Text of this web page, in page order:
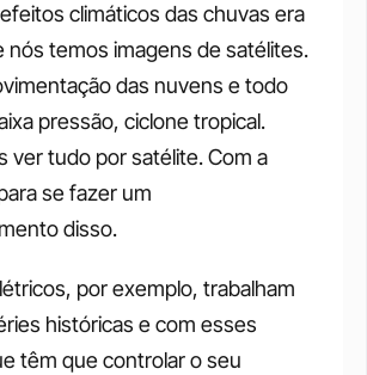
climáticos das chuvas era
nós temos imagens de satélites.
das nuvens e todo
pressão, ciclone tropical.
ver tudo por satélite. Com a
se fazer um
disso.
por exemplo, trabalham
históricas e com esses
têm que controlar o seu